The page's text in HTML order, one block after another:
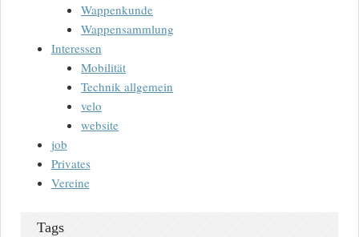
Wappenkunde
Wappensammlung
Interessen
Mobilität
Technik allgemein
velo
website
job
Privates
Vereine
Tags